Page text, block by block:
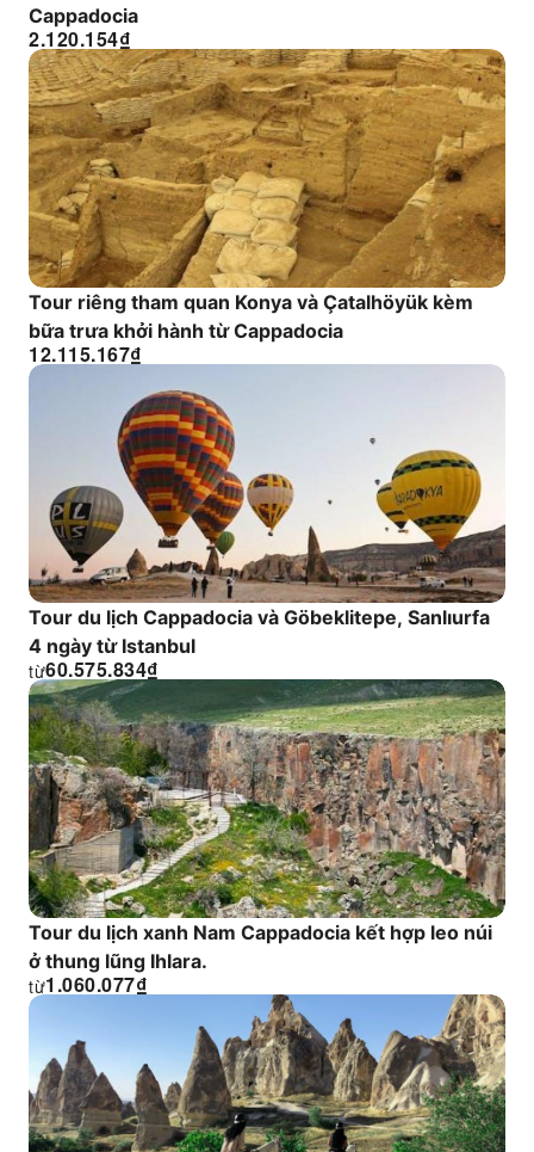
Cappadocia
₫
2.120.154
Tour riêng tham quan Konya và Çatalhöyük kèm
bữa trưa khởi hành từ Cappadocia
₫
12.115.167
Tour du lịch Cappadocia và Göbeklitepe, Sanlıurfa
4 ngày từ Istanbul
₫
60.575.834
từ
Tour du lịch xanh Nam Cappadocia kết hợp leo núi
ở thung lũng Ihlara.
₫
1.060.077
từ